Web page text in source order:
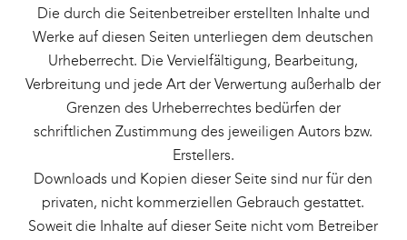
Die durch die Seitenbetreiber erstellten Inhalte und
Werke auf diesen Seiten unterliegen dem deutschen
Urheberrecht. Die Vervielfältigung, Bearbeitung,
Verbreitung und jede Art der Verwertung außerhalb der
Grenzen des Urheberrechtes bedürfen der
schriftlichen Zustimmung des jeweiligen Autors bzw.
Erstellers.
Downloads und Kopien dieser Seite sind nur für den
privaten, nicht kommerziellen Gebrauch gestattet.
Soweit die Inhalte auf dieser Seite nicht vom Betreiber